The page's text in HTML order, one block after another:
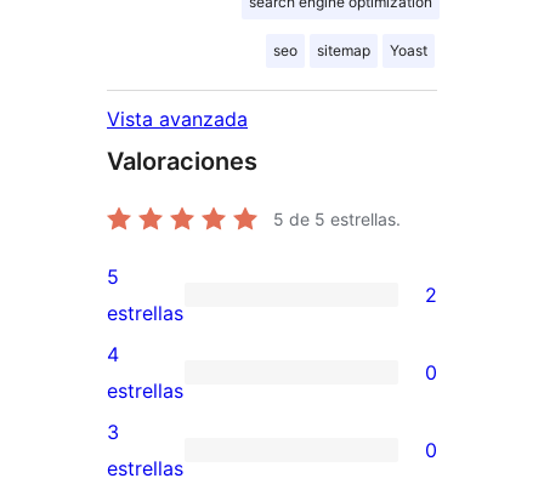
seo sitemap Yoast
Vista avanzada
Valoraciones
5 de 5 estrellas.
2
valoraciones
de
5
estrellas
5
estrellas
2
0
valoraciones
de
4
estrellas
0
0
3
estrellas
0